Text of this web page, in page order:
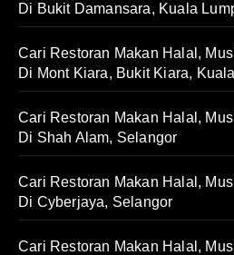
Di Bukit Damansara, Kuala
Cari Restoran Makan Halal,
Di Mont Kiara, Bukit Kiara,
Cari Restoran Makan Halal,
Di Shah Alam, Selangor
Cari Restoran Makan Halal,
Di Cyberjaya, Selangor
Cari Restoran Makan Halal,